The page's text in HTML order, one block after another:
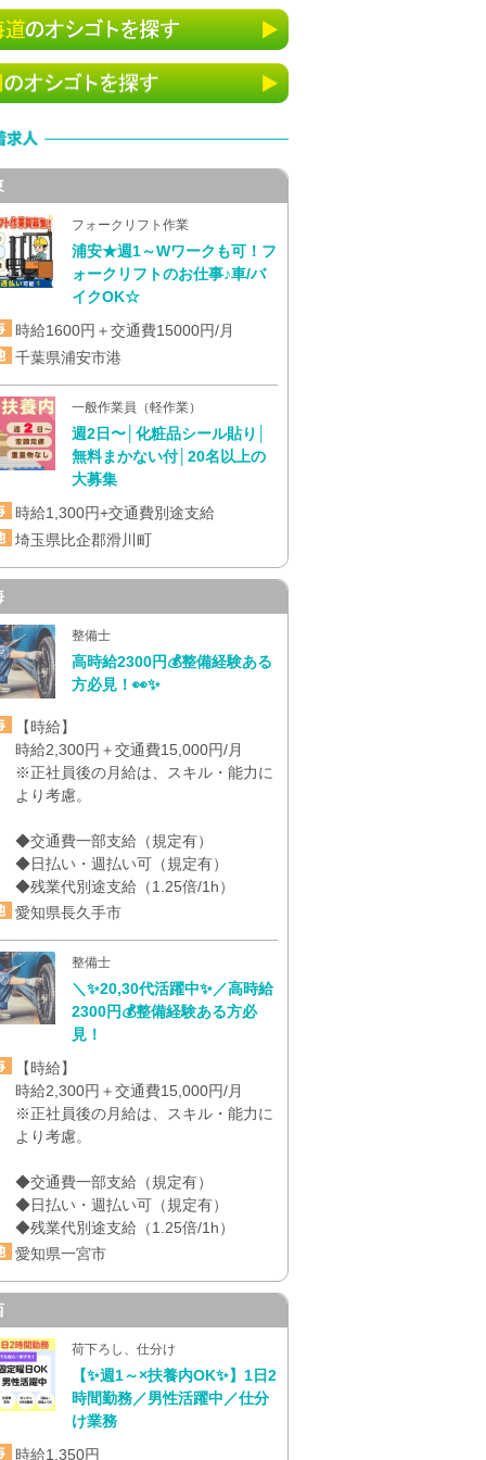
フォークリフト作業
浦安★週1～Wワークも可！フ
ォークリフトのお仕事♪車/バ
イクOK☆
時給1600円＋交通費15000円/月
千葉県浦安市港
一般作業員（軽作業）
週2日〜│化粧品シール貼り│
無料まかない付│20名以上の
大募集
時給1,300円+交通費別途支給
埼玉県比企郡滑川町
整備士
高時給2300円💰整備経験ある
方必見！👀✨
【時給】
時給2,300円＋交通費15,000円/月
※正社員後の月給は、スキル・能力に
より考慮。
◆交通費一部支給（規定有）
◆日払い・週払い可（規定有）
◆残業代別途支給（1.25倍/1h）
愛知県長久手市
整備士
＼✨20,30代活躍中✨／高時給
2300円💰整備経験ある方必
見！
【時給】
時給2,300円＋交通費15,000円/月
※正社員後の月給は、スキル・能力に
より考慮。
◆交通費一部支給（規定有）
◆日払い・週払い可（規定有）
◆残業代別途支給（1.25倍/1h）
愛知県一宮市
荷下ろし、仕分け
【✨週1～×扶養内OK✨】1日2
時間勤務／男性活躍中／仕分
け業務
時給1,350円